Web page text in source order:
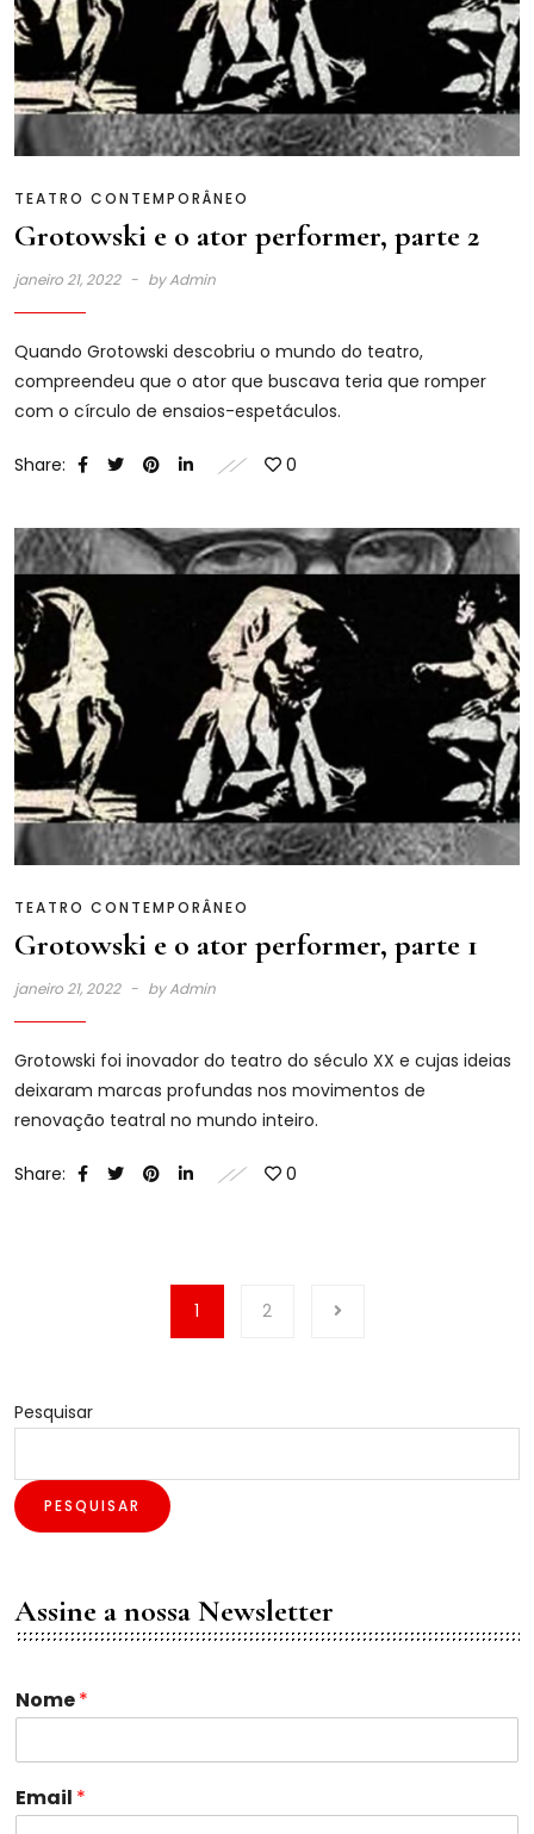
TEATRO CONTEMPORÂNEO
Grotowski e o ator performer, parte 2
janeiro 21, 2022 byAdmin
Quando Grotowski descobriu o mundo do teatro,
compreendeu que o ator que buscava teria que romper
com o círculo de ensaios-espetáculos.
Share: 0
TEATRO CONTEMPORÂNEO
Grotowski e o ator performer, parte 1
janeiro 21, 2022 byAdmin
Grotowski foi inovador do teatro do século XX e cujas ideias
deixaram marcas profundas nos movimentos de
renovação teatral no mundo inteiro.
Share: 0
1 2
Pesquisar
PESQUISAR
Assine a nossa Newsletter
N
o
e
m
Nome*
Email *